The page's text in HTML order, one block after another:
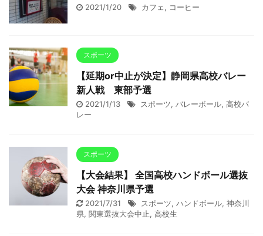
2021/1/20 カフェ, コーヒー
スポーツ
【延期or中止が決定】静岡県高校バレー
新人戦 東部予選
2021/1/13 スポーツ, バレーボール, 高校バ
レー
スポーツ
【大会結果】 全国高校ハンドボール選抜
大会 神奈川県予選
2021/7/31 スポーツ, ハンドボール, 神奈川
県, 関東選抜大会中止, 高校生